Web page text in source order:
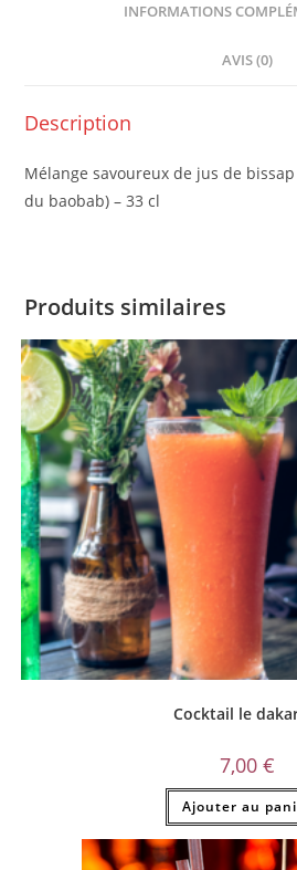
INFORMATIONS
AVIS (0)
Description
Mélange savoureux de jus de
du baobab) – 33 cl
Produits similaires
Cocktail le
7,00 €
Ajouter au